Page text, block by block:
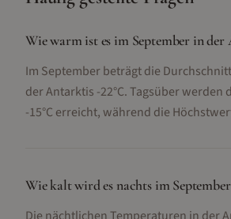
Wie warm ist es im September in
Im September beträgt die
der Antarktis -22°C. Tagsüber
-15°C erreicht, während die
Wie kalt wird es nachts im